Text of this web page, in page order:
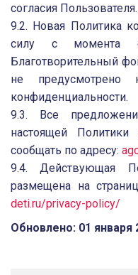
согласия Пользователя.
9.2. Новая Политика
силу с момента
Благотворительный
не предусмотрено
конфиденциальности.
9.3. Все
настоящей Политики
сообщать по адресу:
9.4. Действующая
размещена на
deti.ru/privacy-policy/
Обновлено: 01 января